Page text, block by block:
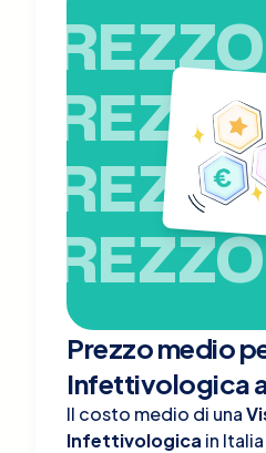
Prezzo medio
Infettivologica
Il costo medio di una
Infettivologica in